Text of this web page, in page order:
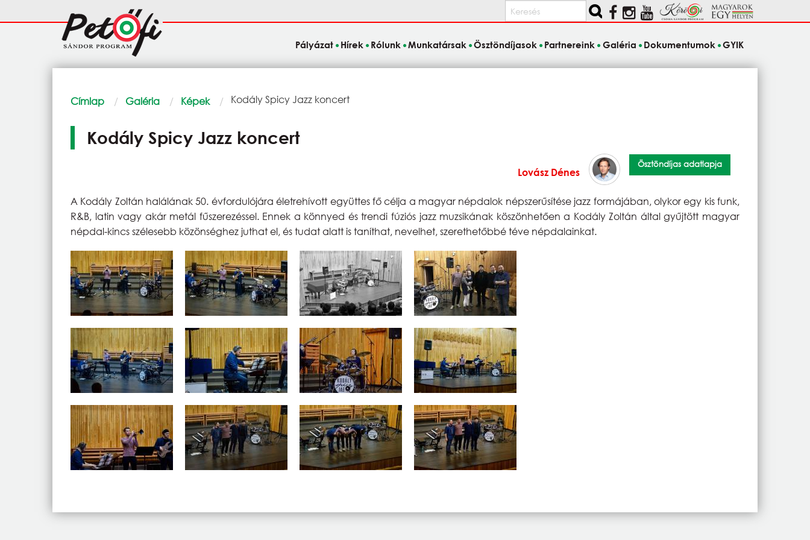
Keresés
Fő
navigáció
Pályázat Hírek Rólunk Munkatársak Ösztöndíjasok Partnereink Galéria Dokumentumok GYIK
Morzsa
Címlap Galéria Képek Current:
Kodály Spicy Jazz koncert
Kodály Spicy Jazz koncert
Lovász Dénes
Ösztöndíjas adatlapja
A Kodály Zoltán halálának 50. évfordulójára életrehívott együttes fő célja a magyar népdalok népszerűsítése jazz formájában, olykor egy kis funk,
R&B, latin vagy akár metál fűszerezéssel. Ennek a könnyed és trendi fúziós jazz muzsikának köszönhetően a Kodály Zoltán által gyűjtött magyar
népdal-kincs szélesebb közönséghez juthat el, és tudat alatt is taníthat, nevelhet, szerethetőbbé téve népdalainkat.